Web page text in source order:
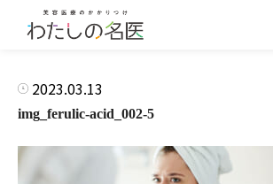
2023.03.13
img_ferulic-acid_002-5